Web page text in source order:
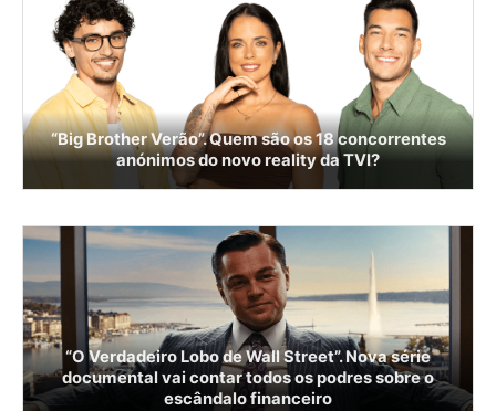
“Big Brother Verão”. Quem são os 18 concorrentes
anónimos do novo reality da TVI?
“O Verdadeiro Lobo de Wall Street”. Nova série
documental vai contar todos os podres sobre o
escândalo financeiro